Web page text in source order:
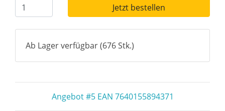
Jetzt bestellen
Ab Lager verfügbar (676 Stk.)
Angebot #5 EAN 7640155894371